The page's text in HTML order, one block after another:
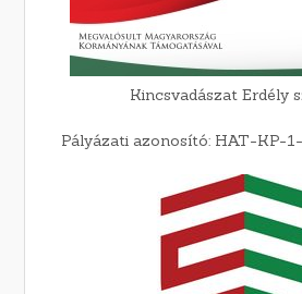
Kincsvadászat Erdély
Pályázati azonosító: HAT-KP-